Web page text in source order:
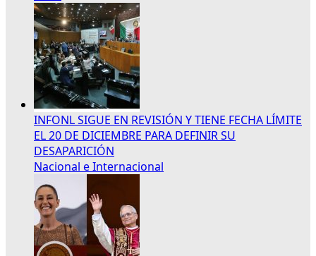
INFONL SIGUE EN REVISIÓN Y TIENE FECHA LÍMITE
EL 20 DE DICIEMBRE PARA DEFINIR SU
DESAPARICIÓN
Nacional e Internacional